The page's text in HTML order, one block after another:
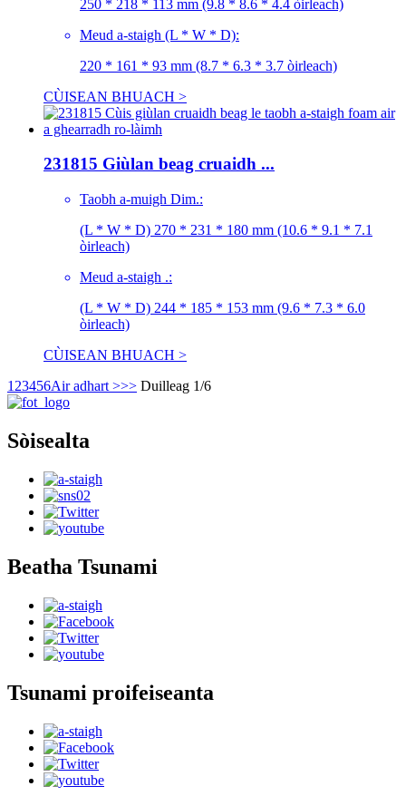
250 * 218 * 113 mm (9.8 * 8.6 * 4.4 òirleach)
Meud a-staigh (L * W * D):
220 * 161 * 93 mm (8.7 * 6.3 * 3.7 òirleach)
CÙISEAN BHUACH >
231815 Giùlan beag cruaidh ...
Taobh a-muigh Dim.:
(L * W * D) 270 * 231 * 180 mm (10.6 * 9.1 * 7.1
òirleach)
Meud a-staigh .:
(L * W * D) 244 * 185 * 153 mm (9.6 * 7.3 * 6.0
òirleach)
CÙISEAN BHUACH >
1 23456Air adhart >>> Duilleag 1/6
Sòisealta
Beatha Tsunami
Tsunami proifeiseanta